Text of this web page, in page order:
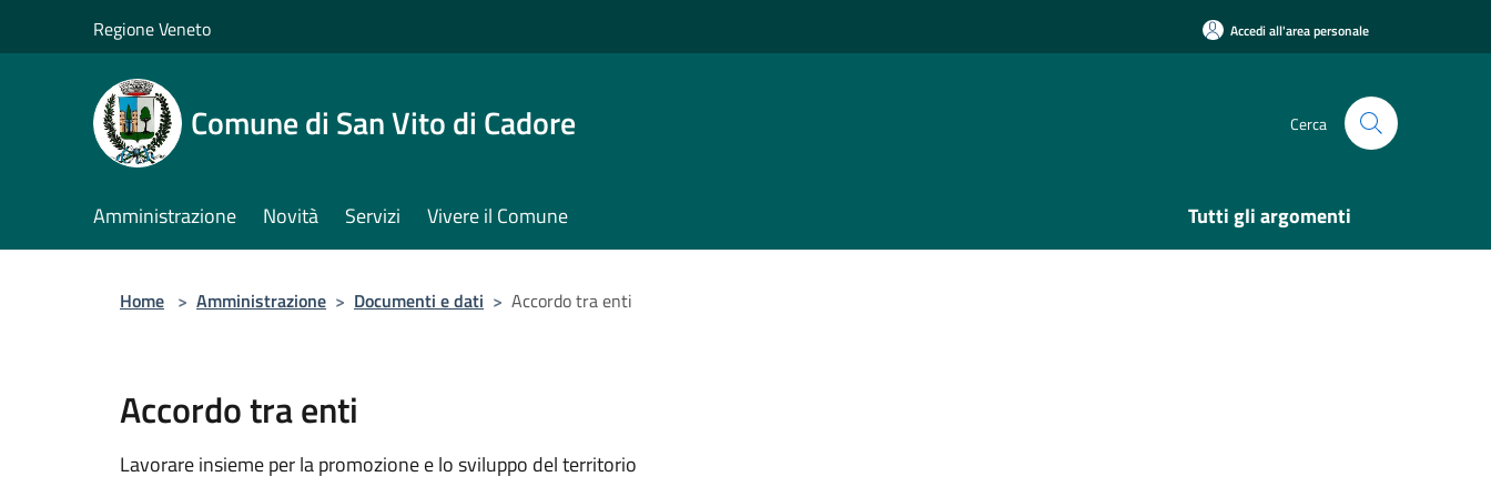
Regione Veneto Accedi all'area personale
Comune di San Vito di Cadore Cerca
Amministrazione Novità Servizi Vivere il Comune Tutti gli argomenti
Home > Amministrazione > Documenti e dati > Accordo tra enti
Accordo tra enti
Lavorare insieme per la promozione e lo sviluppo del territorio